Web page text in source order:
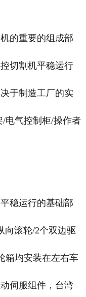
的重要的组成部
切割机平稳运行
于制造工厂的实
电气控制柜/操作者
稳运行的基础部
向滚轮/2个双边驱
箱均安装在左右车
伺服组件，台湾